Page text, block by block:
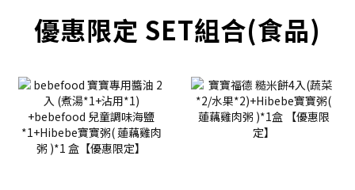
優惠限定 SET組合(食品)